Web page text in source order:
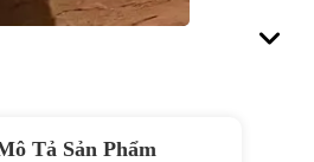
Tả Sản Phẩm